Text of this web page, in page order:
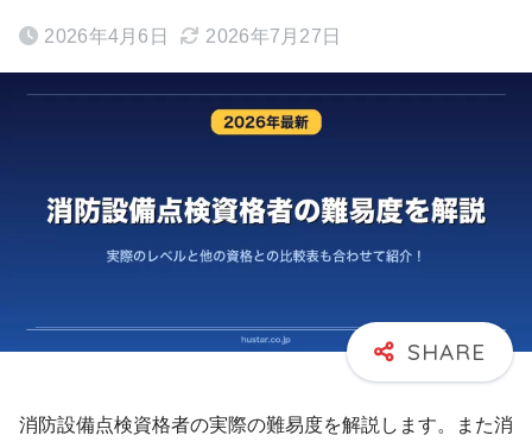
2026年4月6日 2026年7月27日
消防設備点検資格者の実際の難易度を解説します。また消